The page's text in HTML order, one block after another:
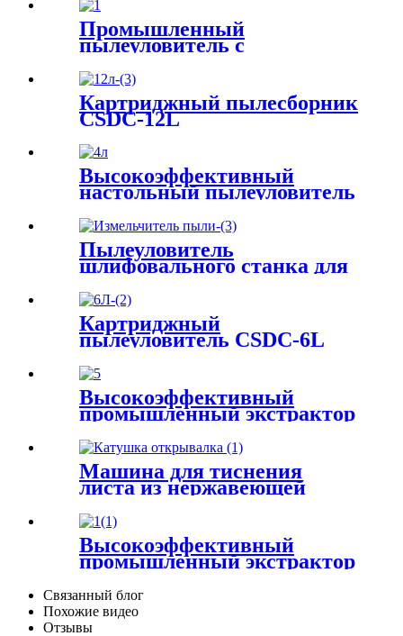
Промышленный
пылеуловитель с
импульсным мешком для
каменной дробилки
Картриджный пылесборник
CSDC-12L
Высокоэффективный
настольный пылеуловитель
очисткой
Пылеуловитель
шлифовального станка для
для измельчения и удаления
пыли
Картриджный
пылеуловитель CSDC-6L
Высокоэффективный
промышленный экстрактор
улавливатель порошка,
сварочный пылесборник
Машина для тиснения
листа из нержавеющей
стали с намоткой и
разматыванием
Высокоэффективный
промышленный экстрактор
дыма, каменная пила,
улавливатель порошка,
сварочный пылесборник
Связанный блог
Похожие видео
Отзывы